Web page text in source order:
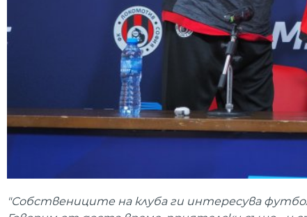
"Собствениците на клуба ги интересува